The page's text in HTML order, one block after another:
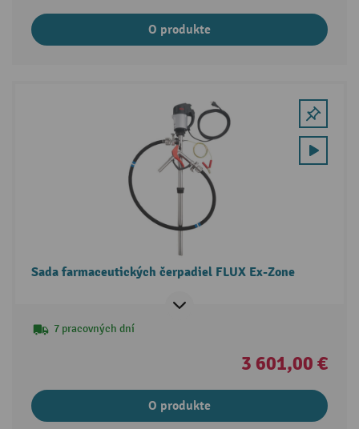
O produkte
Sada farmaceutických čerpadiel FLUX Ex-Zone
7 pracovných dní
3 601,00 €
O produkte